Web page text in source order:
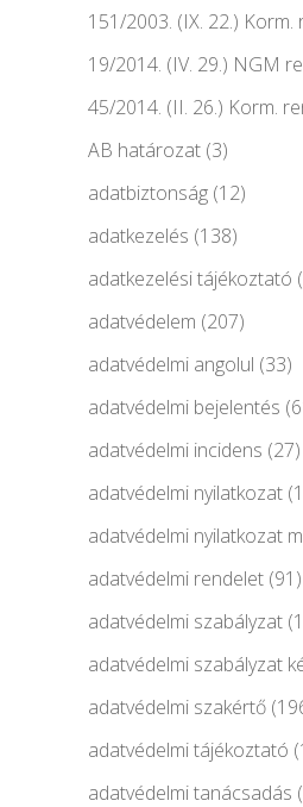
151/2003. (IX. 22.) Korm.
19/2014. (IV. 29.) NGM
45/2014. (II. 26.) Korm.
AB határozat (3)
adatbiztonság (12)
adatkezelés (138)
adatkezelési tájékoztató
adatvédelem (207)
adatvédelmi angolul (33)
adatvédelmi bejelentés
adatvédelmi incidens (27)
adatvédelmi nyilatkozat
adatvédelmi nyilatkozat
adatvédelmi rendelet (91)
adatvédelmi szabályzat
adatvédelmi szabályzat
adatvédelmi szakértő
adatvédelmi tájékoztató
adatvédelmi tanácsadás